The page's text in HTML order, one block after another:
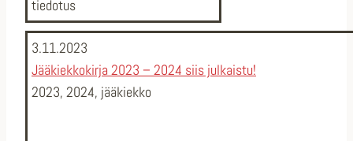
tiedotus
3.11.2023
Jääkiekkokirja 2023 – 2024 siis julkaistu!
2023, 2024, jääkiekko